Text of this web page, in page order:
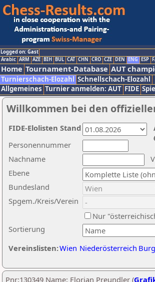
Logged on: Gast
Arabic ARM AZE BIH BUL CAT CHN CRO CZE DEN ENG ESP
Home Tournament-Database AUT
Turnierschach-Elozahl Schnellschach-Elozahl
Allgemeines Turnier anmelden: AUT FIDE
Willkommen bei den
Nachname
Ebene
Sortierung
Personennummer
Bundesland
Spgem./Kreis/Verein
Nur
Vereinslisten:Wien Niederösterreich
FIDE-Elolisten Stand
Pnr:130349 Name: Florian Preundler (